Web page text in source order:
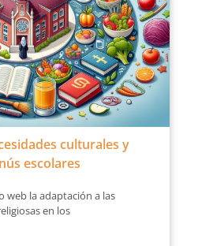
culturales y
escolares
web la adaptación a las
en los